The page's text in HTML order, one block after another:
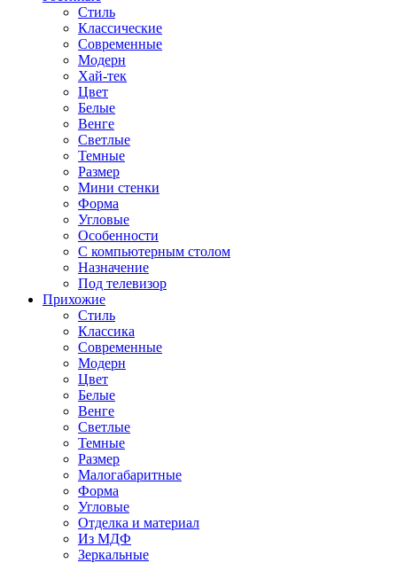
Стиль
Классические
Современные
Модерн
Хай-тек
Цвет
Белые
Венге
Светлые
Темные
Размер
Мини стенки
Форма
Угловые
Особенности
С компьютерным столом
Назначение
Под телевизор
Прихожие
Стиль
Классика
Современные
Модерн
Цвет
Белые
Венге
Светлые
Темные
Размер
Малогабаритные
Форма
Угловые
Отделка и материал
Из МДФ
Зеркальные